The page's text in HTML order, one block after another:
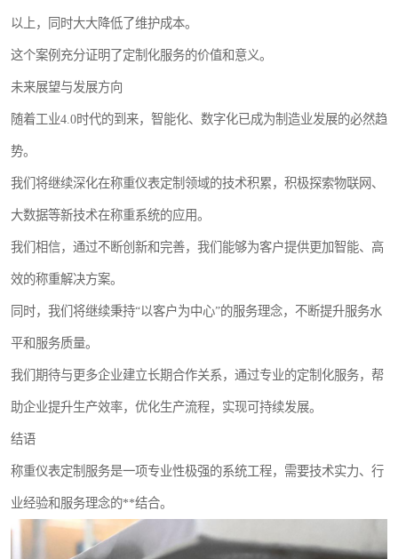
以上，同时大大降低了维护成本。
这个案例充分证明了定制化服务的价值和意义。
未来展望与发展方向
随着工业4.0时代的到来，智能化、数字化已成为制造业发展的必然趋
势。
我们将继续深化在称重仪表定制领域的技术积累，积极探索物联网、
大数据等新技术在称重系统的应用。
我们相信，通过不断创新和完善，我们能够为客户提供更加智能、高
效的称重解决方案。
同时，我们将继续秉持“以客户为中心”的服务理念，不断提升服务水
平和服务质量。
我们期待与更多企业建立长期合作关系，通过专业的定制化服务，帮
助企业提升生产效率，优化生产流程，实现可持续发展。
结语
称重仪表定制服务是一项专业性极强的系统工程，需要技术实力、行
业经验和服务理念的**结合。